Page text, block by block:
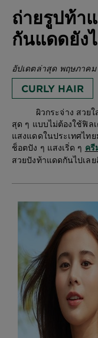
ถ่ายรูปท้า
กันแดดยัง
อัปเดตล่าสุด พฤษภาค
CURLY HAIR
ผิวกระจ่าง สวยใสซ
สุด ๆ แบบไม่ต้องใช้ฟิล
แสงแดดในประเทศไท
ช็อตปัง ๆ แสงเริ่ด ๆ ครี
สวยปังท้าแดดกันไปเล